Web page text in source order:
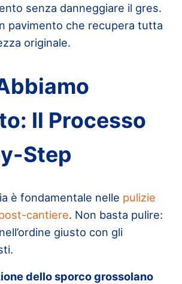
senza danneggiare il gres.
pavimento che recupera tutta
originale.
Il Processo
Step
è fondamentale nelle pulizie
cantiere. Non basta pulire:
giusto con gli
dello sporco grossolano